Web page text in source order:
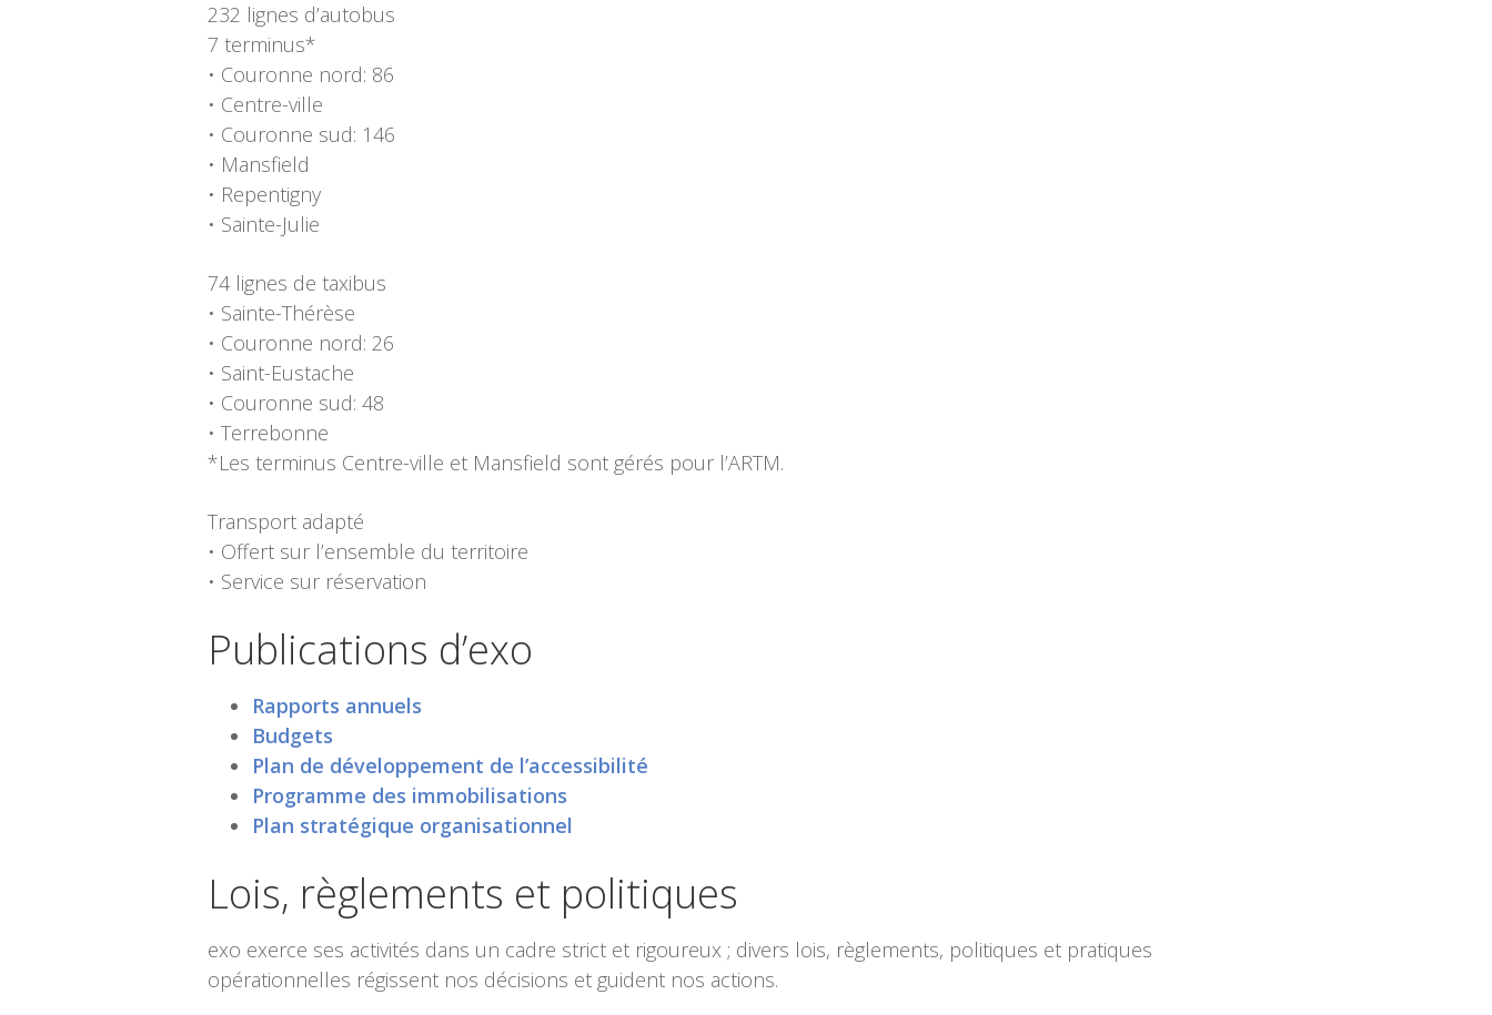
232 lignes d’autobus
7 terminus*
• Couronne nord: 86
• Centre-ville
• Couronne sud: 146
• Mansfield
• Repentigny
• Sainte-Julie
74 lignes de taxibus
• Sainte-Thérèse
• Couronne nord: 26
• Saint-Eustache
• Couronne sud: 48
• Terrebonne
*Les terminus Centre-ville et Mansfield sont gérés pour l’ARTM.
Transport adapté
• Offert sur l’ensemble du territoire
• Service sur réservation
Publications d’exo
Rapports annuels
Budgets
Plan de développement de l’accessibilité
Programme des immobilisations
Plan stratégique organisationnel
Lois, règlements et politiques
exo exerce ses activités dans un cadre strict et rigoureux ; divers lois, règlements, politiques et pratiques
opérationnelles régissent nos décisions et guident nos actions.